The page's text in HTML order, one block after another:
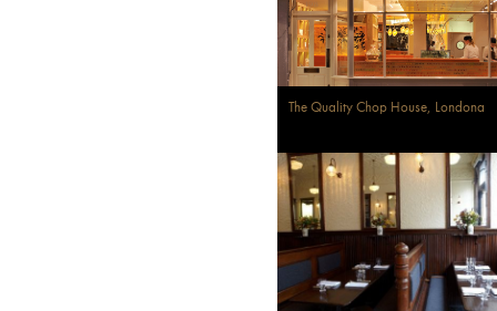
The Quality Chop House, Londona